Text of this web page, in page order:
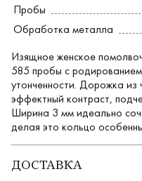
Пробы
Обработка металла
Изящное женское
585 пробы с
утонченности. Дорожка из
эффектный контраст,
Ширина 3 мм идеально
делая это кольцо
ДОСТАВКА